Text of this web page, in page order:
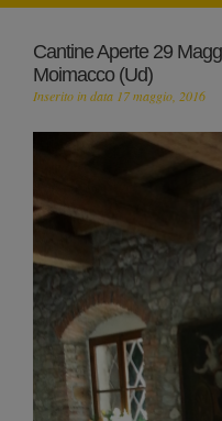
Cantine Aperte 29
Moimacco (Ud)
Inserito in data 17 maggio, 2016